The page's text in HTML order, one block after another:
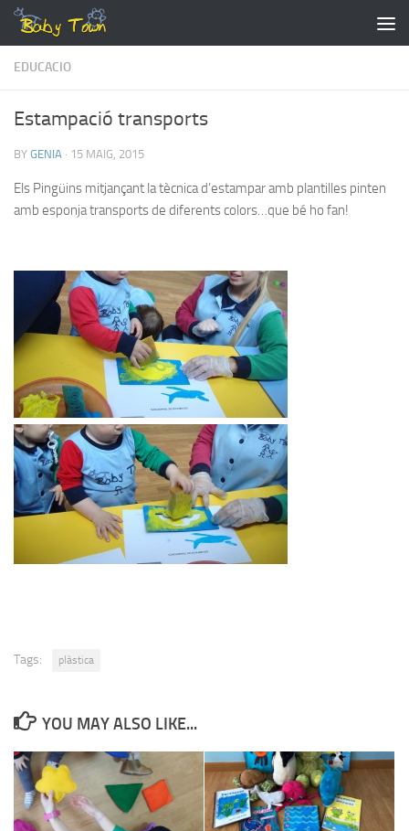
Skip to content
EDUCACIO
Estampació transports
BY GENIA · 15 MAIG, 2015
Els Pingüins mitjançant la tècnica d’estampar amb plantilles pinten
amb esponja transports de diferents colors…que bé ho fan!
Tags: plàstica
YOU MAY ALSO LIKE...